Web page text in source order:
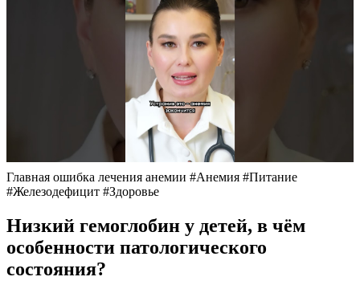
Главная ошибка лечения анемии #Анемия #Питание
#Железодефицит #Здоровье
Низкий гемоглобин у детей, в чём
особенности патологического
состояния?